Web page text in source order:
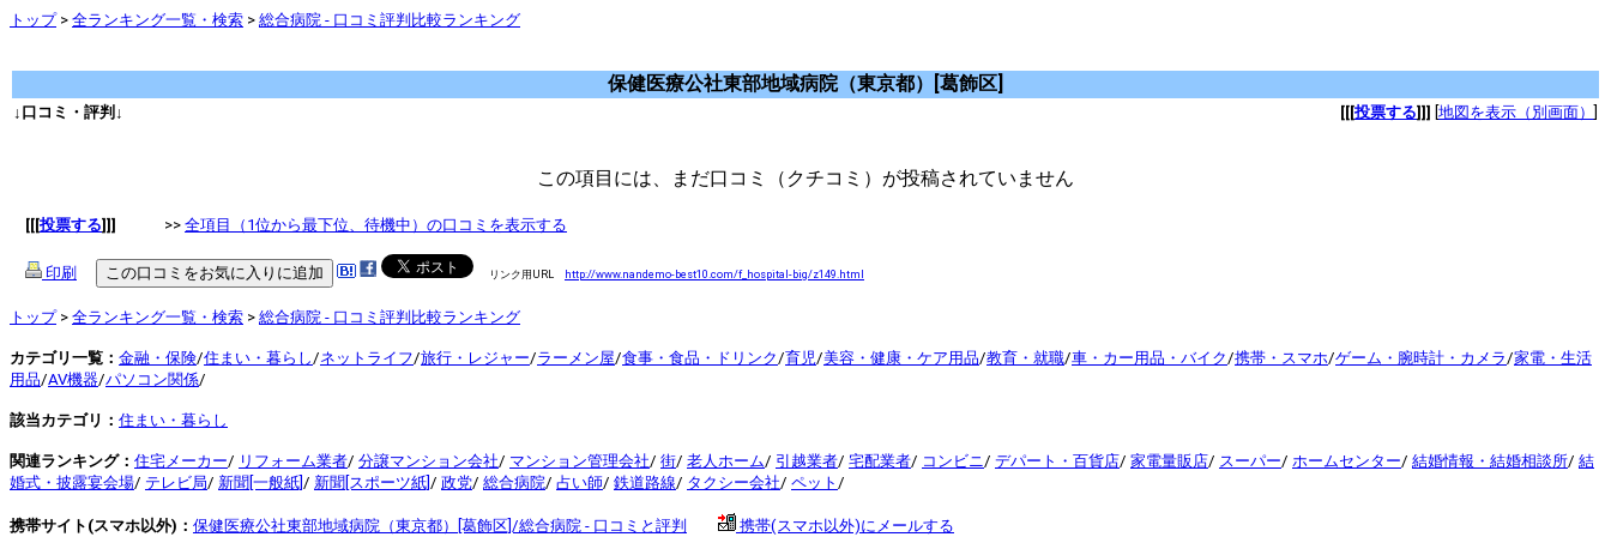
トップ> 全ランキング一覧・検索 > 総合病院 - 口コミ評判比較ランキング
保健医療公社東部地域病院（東京都）[葛飾区]
↓口コミ・評判↓ [[[投票する]]] 地図を表示（別画面）
この項目には、まだ口コミ（クチコミ）が投稿されていません
[[[投票する]]] >> 全項目（1位から最下位、待機中）の口コミを表示する
印刷 リンク用URL http://www.nandemo-best10.com/f_hospital-big/z149.html
トップ> 全ランキング一覧・検索 > 総合病院 - 口コミ評判比較ランキング
カテゴリ一覧： 金融・保険/住まい・暮らし/ネットライフ/旅行・レジャー/ラーメン屋/食事・食品・ドリンク/育児/美容・健康・ケア用品/教育・就職/車・カー用品・バイク/携帯・スマホ/ゲーム・腕時計・カメラ/家電・生活
用品/AV機器/パソコン関係/
該当カテゴリ： 住まい・暮らし
関連ランキング： 住宅メーカー/ リフォーム業者/ 分譲マンション会社/ マンション管理会社/ 街/ 老人ホーム/ 引越業者/ 宅配業者/ コンビニ/ デパート・百貨店/ 家電量販店/ スーパー/ ホームセンター/ 結婚情報・結婚相談所/ 結
婚式・披露宴会場/ テレビ局/ 新聞[一般紙] / 新聞[スポーツ紙] / 政党/ 総合病院/ 占い師/ 鉄道路線/ タクシー会社/ ペット /
携帯サイト(スマホ以外)： 保健医療公社東部地域病院（東京都）[葛飾区]/総合病院 - 口コミと評判 携帯(スマホ以外)にメールする